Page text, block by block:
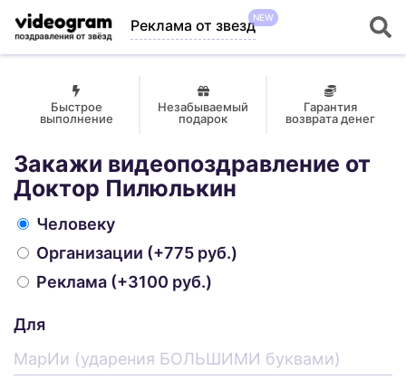
Реклама от звездNEW
Быстрое
выполнение
Незабываемый
подарок
Гарантия
возврата денег
Закажи видеопоздравление от
Доктор Пилюлькин
Человеку
Организации (+775 руб.)
Реклама (+3100 руб.)
Для